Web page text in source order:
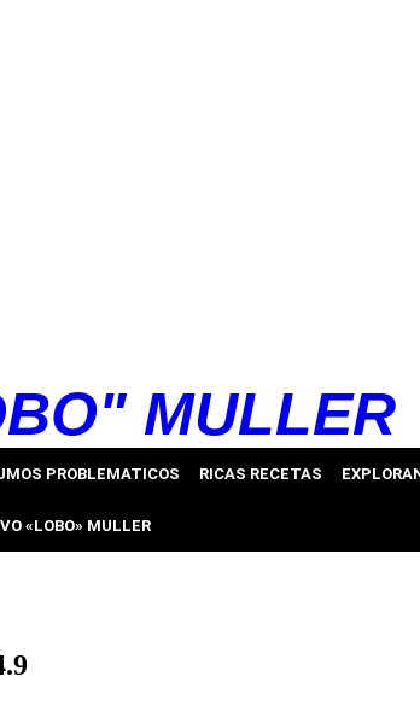
MULLER
PROBLEMATICOS RICAS RECETAS
«LOBO» MULLER